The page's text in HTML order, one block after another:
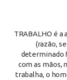
TRABALHO é a
(razão,
determinado
com as mãos,
trabalha, o